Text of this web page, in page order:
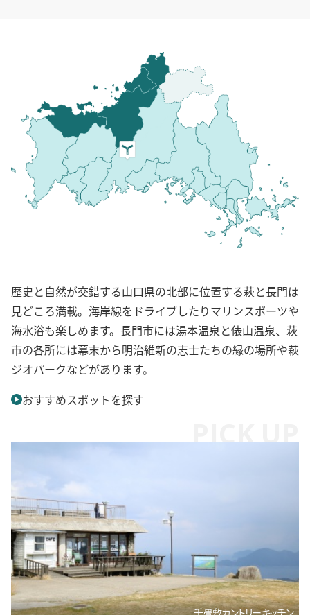
歴史と自然が交錯する山口県の北部に位置する萩と長門は
見どころ満載。海岸線をドライブしたりマリンスポーツや
海水浴も楽しめます。長門市には湯本温泉と俵山温泉、萩
市の各所には幕末から明治維新の志士たちの縁の場所や萩
ジオパークなどがあります。
おすすめスポットを探す
千畳敷カントリーキッチン